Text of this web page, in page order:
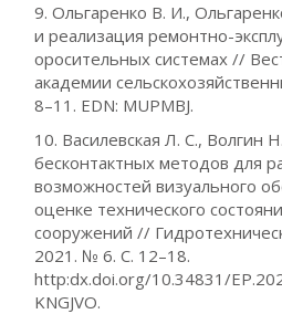
9. Ольгаренко В. И.,
и реализация ремонтно-
оросительных системах //
академии
8–11. EDN: MUPMBJ.
10. Василевская Л. С., Волгин
бесконтактных методов для
возможностей визуального
оценке технического
сооружений //
2021. № 6. С. 12–18.
http:dx.doi.org/10.34831/
KNGJVO.